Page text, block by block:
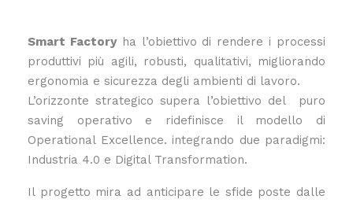
Smart Factoryha l’obiettivo di rendere i processi
produttivi più agili, robusti, qualitativi, migliorando
ergonomia e sicurezza degli ambienti di lavoro.
L’orizzonte strategico supera l’obiettivo del puro
saving operativo e ridefinisce il modello di
Operational Excellence. integrando due paradigmi:
Industria 4.0 e Digital Transformation.
Il progetto mira ad anticipare le sfide poste dalle